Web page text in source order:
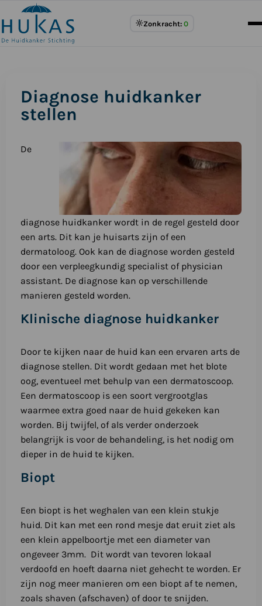
Zonkracht: 0
Diagnose huidkanker
stellen
De
diagnose huidkanker wordt in de regel gesteld door
een arts. Dit kan je huisarts zijn of een
dermatoloog. Ook kan de diagnose worden gesteld
door een verpleegkundig specialist of physician
assistant. De diagnose kan op verschillende
manieren gesteld worden.
Klinische diagnose huidkanker
Door te kijken naar de huid kan een ervaren arts de
diagnose stellen. Dit wordt gedaan met het blote
oog, eventueel met behulp van een dermatoscoop.
Een dermatoscoop is een soort vergrootglas
waarmee extra goed naar de huid gekeken kan
worden. Bij twijfel, of als verder onderzoek
belangrijk is voor de behandeling, is het nodig om
dieper in de huid te kijken.
Biopt
Een biopt is het weghalen van een klein stukje
huid. Dit kan met een rond mesje dat eruit ziet als
een klein appelboortje met een diameter van
ongeveer 3mm. Dit wordt van tevoren lokaal
verdoofd en hoeft daarna niet gehecht te worden. Er
zijn nog meer manieren om een biopt af te nemen,
zoals shaven (afschaven) of door te snijden.